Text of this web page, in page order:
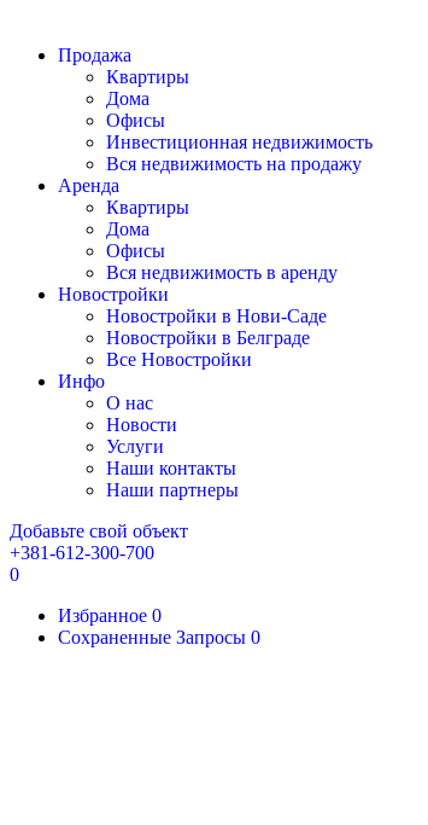
Продажа
Квартиры
Дома
Офисы
Инвестиционная недвижимость
Вся недвижимость на продажу
Аренда
Квартиры
Дома
Офисы
Вся недвижимость в аренду
Новостройки
Новостройки в Нови-Саде
Новостройки в Белграде
Все Новостройки
Инфо
О нас
Новости
Услуги
Наши контакты
Наши партнеры
Добавьте свой объект
+381-612-300-700
0
Избранное 0
Сохраненные Запросы 0